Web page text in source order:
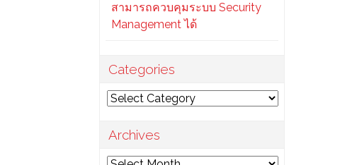
สามารถควบคุมระบบ Security
Management ได้
Categories
Categories
Archives